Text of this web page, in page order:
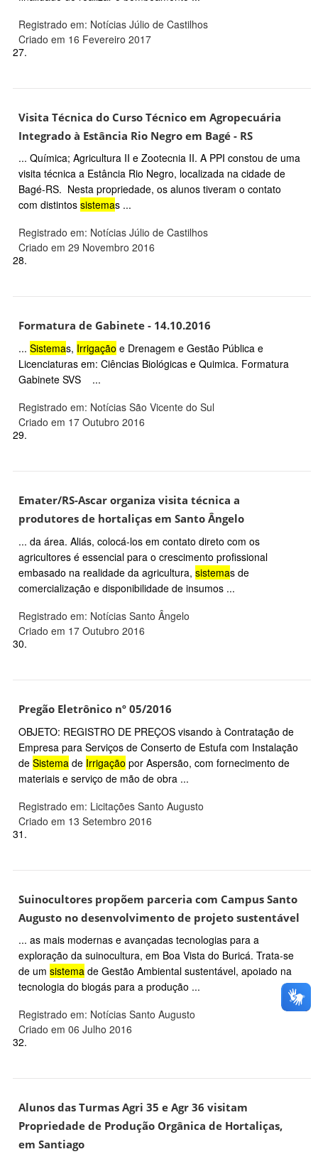
Registrado em: Notícias Júlio de Castilhos
Criado em 16 Fevereiro 2017
27.
Visita Técnica do Curso Técnico em Agropecuária
Integrado à Estância Rio Negro em Bagé - RS
... Química; Agricultura II e Zootecnia II. A PPI constou de uma
visita técnica a Estância Rio Negro, localizada na cidade de
Bagé-RS. Nesta propriedade, os alunos tiveram o contato
com distintos sistemas ...
Registrado em: Notícias Júlio de Castilhos
Criado em 29 Novembro 2016
28.
Formatura de Gabinete - 14.10.2016
... Sistemas, Irrigação e Drenagem e Gestão Pública e
Licenciaturas em: Ciências Biológicas e Quimica. Formatura
Gabinete SVS ...
Registrado em: Notícias São Vicente do Sul
Criado em 17 Outubro 2016
29.
Emater/RS-Ascar organiza visita técnica a
produtores de hortaliças em Santo Ângelo
... da área. Aliás, colocá-los em contato direto com os
agricultores é essencial para o crescimento profissional
embasado na realidade da agricultura, sistemas de
comercialização e disponibilidade de insumos ...
Registrado em: Notícias Santo Ângelo
Criado em 17 Outubro 2016
30.
Pregão Eletrônico nº 05/2016
OBJETO: REGISTRO DE PREÇOS visando à Contratação de
Empresa para Serviços de Conserto de Estufa com Instalação
de Sistema de Irrigação por Aspersão, com fornecimento de
materiais e serviço de mão de obra ...
Registrado em: Licitações Santo Augusto
Criado em 13 Setembro 2016
31.
Suinocultores propõem parceria com Campus Santo
Augusto no desenvolvimento de projeto sustentável
... as mais modernas e avançadas tecnologias para a
exploração da suinocultura, em Boa Vista do Buricá. Trata-se
de um sistema de Gestão Ambiental sustentável, apoiado na
tecnologia do biogás para a produção ...
Registrado em: Notícias Santo Augusto
Criado em 06 Julho 2016
32.
Alunos das Turmas Agri 35 e Agr 36 visitam
Propriedade de Produção Orgânica de Hortaliças,
em Santiago